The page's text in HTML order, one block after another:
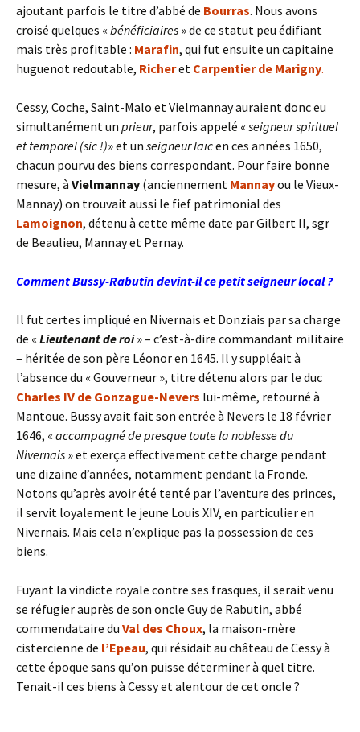
ajoutant parfois le titre d’abbé de Bourras. Nous avons
croisé quelques « bénéficiaires » de ce statut peu édifiant
mais très profitable : Marafin, qui fut ensuite un capitaine
huguenot redoutable, Richeret Carpentier de Marigny.
Cessy, Coche, Saint-Malo et Vielmannay auraient donc eu
simultanément un prieur, parfois appelé « seigneur spirituel
et temporel (sic !)» et un seigneur laïcen ces années 1650,
chacun pourvu des biens correspondant. Pour faire bonne
mesure, à Vielmannay (anciennement Mannayou le Vieux-
Mannay) on trouvait aussi le fief patrimonial des
Lamoignon, détenu à cette même date par Gilbert II, sgr
de Beaulieu, Mannay et Pernay.
Comment Bussy-Rabutin devint-il ce petit seigneur local ?
Il fut certes impliqué en Nivernais et Donziais par sa charge
de « Lieutenant de roi» – c’est-à-dire commandant militaire
– héritée de son père Léonor en 1645. Il y suppléait à
l’absence du « Gouverneur », titre détenu alors par le duc
Charles IV de Gonzague-Nevers lui-même, retourné à
Mantoue. Bussy avait fait son entrée à Nevers le 18 février
1646, « accompagné de presque toute la noblesse du
Nivernais » et exerça effectivement cette charge pendant
une dizaine d’années, notamment pendant la Fronde.
Notons qu’après avoir été tenté par l’aventure des princes,
il servit loyalement le jeune Louis XIV, en particulier en
Nivernais. Mais cela n’explique pas la possession de ces
biens.
Fuyant la vindicte royale contre ses frasques, il serait venu
se réfugier auprès de son oncle Guy de Rabutin, abbé
commendataire du Val des Choux, la maison-mère
cistercienne de l’Epeau, qui résidait au château de Cessy à
cette époque sans qu’on puisse déterminer à quel titre.
Tenait-il ces biens à Cessy et alentour de cet oncle ?